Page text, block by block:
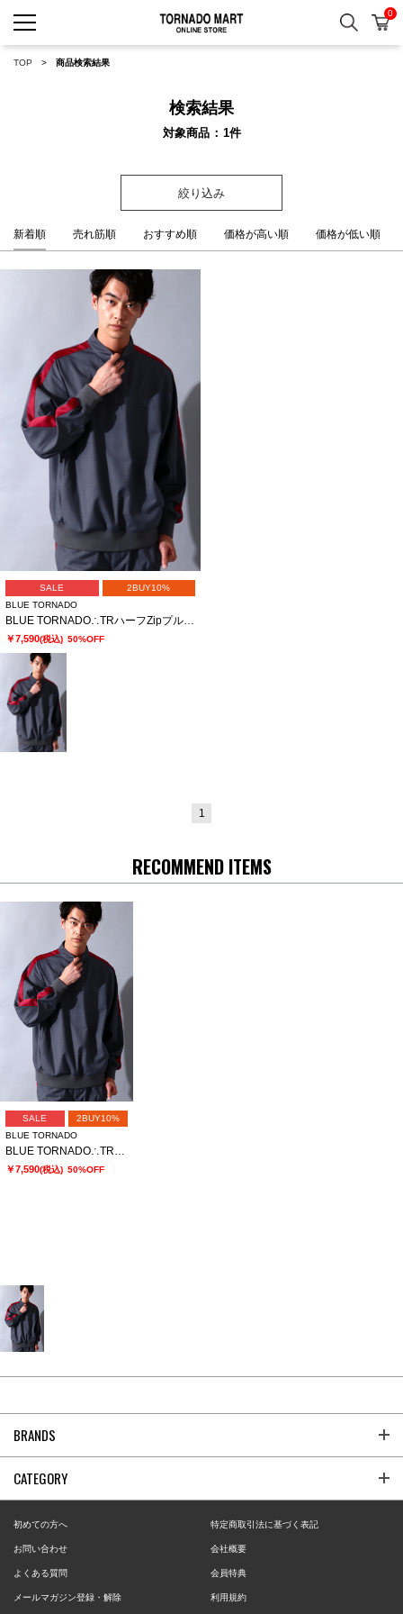
検索 カ
0
TOP 商品検索結果
検索結果
対象商品 1件
絞り込み
新着順 売れ筋順 おすすめ順 価格が高い順 価格が低い順
SALE
2BUY10%
BLUE TORNADO
￥7,590(税込) 50%OFF
1
RECOMMEND ITEMS
SALE
2BUY10%
BLUE TORNADO
BLUE TORNADO∴TRハーフZipプルオーバーラインドルマンシャツ
￥7,590(税込) 50%OFF
BRANDS
CATEGORY
初めての方へ 特定商取引法に基づく表記
お問い合わせ 会社概要
よくある質問 会員特典
メールマガジン登録・解除 利用規約